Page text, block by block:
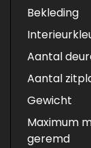
Bekleding
Aantal
Aantal
Gewicht
Maximum
geremd